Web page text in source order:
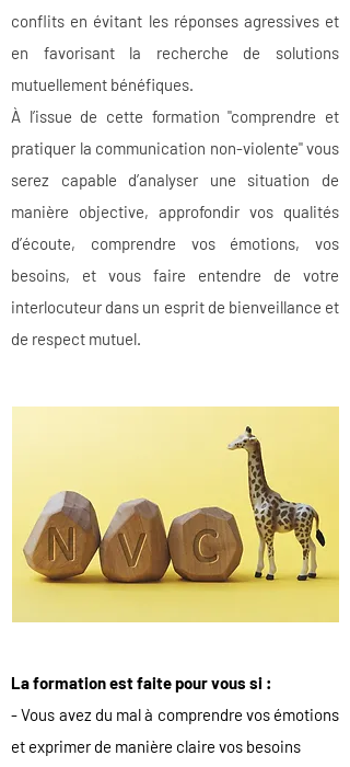
conflits en évitant les réponses agressives et
en favorisant la recherche de solutions
mutuellement bénéfiques.
À l’issue de cette formation "comprendre et
pratiquer la communication non-violente"vous
serez capable d’analyser une situation de
manière objective, approfondir vos qualités
d’écoute, comprendre vos émotions, vos
besoins, et vous faire entendre de votre
interlocuteur dans un esprit de bienveillance et
de respect mutuel.
La formation est faite pour vous si :
- Vous avez du mal à comprendre vos émotions
et exprimer de manière claire vos besoins